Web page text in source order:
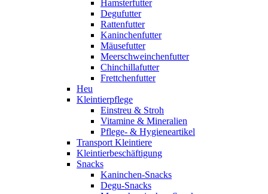
Hamsterfutter
Degufutter
Rattenfutter
Kaninchenfutter
Mäusefutter
Meerschweinchenfutter
Chinchillafutter
Frettchenfutter
Heu
Kleintierpflege
Einstreu & Stroh
Vitamine & Mineralien
Pflege- & Hygieneartikel
Transport Kleintiere
Kleintierbeschäftigung
Snacks
Kaninchen-Snacks
Degu-Snacks